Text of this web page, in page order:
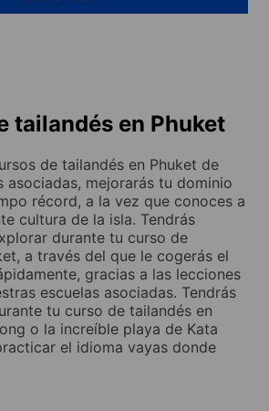
tailandés en Phuket
de tailandés en Phuket de
asociadas, mejorarás tu dominio
récord, a la vez que conoces a
cultura de la isla. Tendrás
durante tu curso de
a través del que le cogerás el
gracias a las lecciones
escuelas asociadas. Tendrás
tu curso de tailandés en
o la increíble playa de Kata
el idioma vayas donde